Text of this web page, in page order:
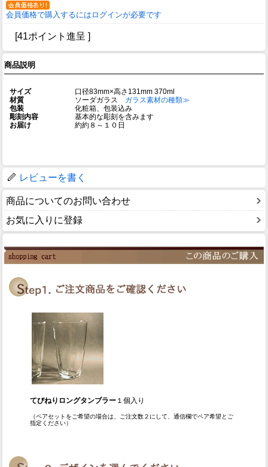
会員価格で購入するにはログインが必要です
[41ポイント進呈 ]
商品説明
サイズ
口径83mm×高さ131mm 370ml
材質
ソーダガラス ガラス素材の種類≫
包装
化粧箱、包装込み
彫刻内容
基本的な彫刻を含みます
お届け
約約８～１０日
レビューを書く
商品についてのお問い合わせ
お気に入りに登録
てびねりロングタンブラー１個入り
（ペアセットをご希望の場合は、ご注文数２にして、通信欄でペア希望とご
指定ください）